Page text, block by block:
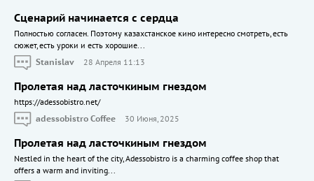
Сценарий начинается с сердца
Полностью согласен. Поэтому казахстанское кино интересно смотреть, есть
сюжет, есть уроки и есть хорошие...
Stanislav
28 Апреля 11:13
Пролетая над ласточкиным гнездом
https://adessobistro.net/
adessobistro Coffee
30 Июня, 2025
Пролетая над ласточкиным гнездом
Nestled in the heart of the city, Adessobistro is a charming coffee shop that
offers a warm and inviting...